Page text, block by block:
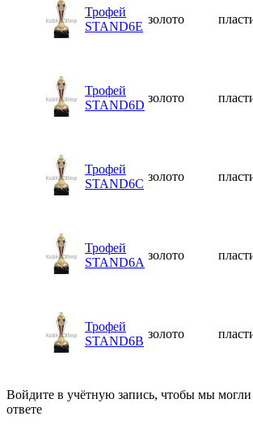
Трофей
STAND6E
золото
Трофей
STAND6D
золото
Трофей
STAND6C
золото
Трофей
STAND6A
золото
Трофей
STAND6B
золото
Войдите в учётную запись, чтобы мы
ответе